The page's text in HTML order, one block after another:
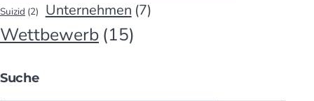
Suizid (2) Unternehmen (7)
Wettbewerb (15)
Suche